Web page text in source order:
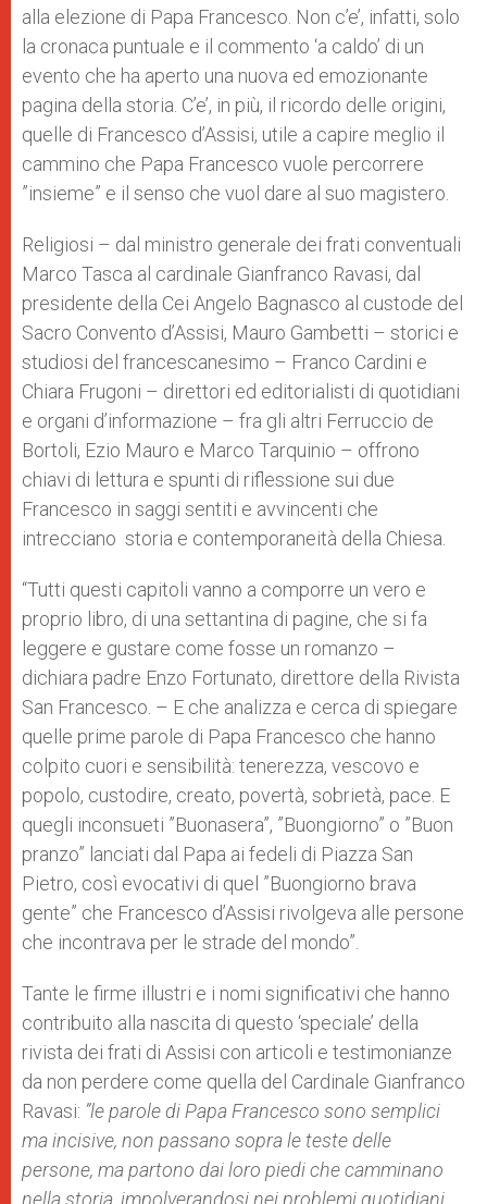
alla elezione di Papa Francesco. Non c’e’, infatti, solo
la cronaca puntuale e il commento ‘a caldo’ di un
evento che ha aperto una nuova ed emozionante
pagina della storia. C’e’, in più, il ricordo delle origini,
quelle di Francesco d’Assisi, utile a capire meglio il
cammino che Papa Francesco vuole percorrere
”insieme” e il senso che vuol dare al suo magistero.
Religiosi – dal ministro generale dei frati conventuali
Marco Tasca al cardinale Gianfranco Ravasi, dal
presidente della Cei Angelo Bagnasco al custode del
Sacro Convento d’Assisi, Mauro Gambetti – storici e
studiosi del francescanesimo – Franco Cardini e
Chiara Frugoni – direttori ed editorialisti di quotidiani
e organi d’informazione – fra gli altri Ferruccio de
Bortoli, Ezio Mauro e Marco Tarquinio – offrono
chiavi di lettura e spunti di riflessione sui due
Francesco in saggi sentiti e avvincenti che
intrecciano storia e contemporaneità della Chiesa.
“Tutti questi capitoli vanno a comporre un vero e
proprio libro, di una settantina di pagine, che si fa
leggere e gustare come fosse un romanzo –
dichiara padre Enzo Fortunato, direttore della Rivista
San Francesco. – E che analizza e cerca di spiegare
quelle prime parole di Papa Francesco che hanno
colpito cuori e sensibilità: tenerezza, vescovo e
popolo, custodire, creato, povertà, sobrietà, pace. E
quegli inconsueti ”Buonasera”, ”Buongiorno” o ”Buon
pranzo” lanciati dal Papa ai fedeli di Piazza San
Pietro, così evocativi di quel ”Buongiorno brava
gente” che Francesco d’Assisi rivolgeva alle persone
che incontrava per le strade del mondo”.
Tante le firme illustri e i nomi significativi che hanno
contribuito alla nascita di questo ‘speciale’ della
rivista dei frati di Assisi con articoli e testimonianze
da non perdere come quella del Cardinale Gianfranco
Ravasi: ”le parole di Papa Francesco sono semplici
ma incisive, non passano sopra le teste delle
persone, ma partono dai loro piedi che camminano
nella storia, impolverandosi nei problemi quotidiani,